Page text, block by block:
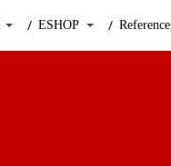
ESHOP Reference